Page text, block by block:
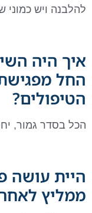
להלבנה ויש כמוני
איך היה
החל
הטיפולים?
הכל בסדר גמור,
היית עושה
ממליץ